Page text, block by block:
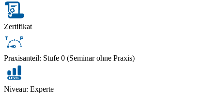
Zertifikat
Praxisanteil: Stufe 0 (Seminar ohne Praxis)
Niveau: Experte